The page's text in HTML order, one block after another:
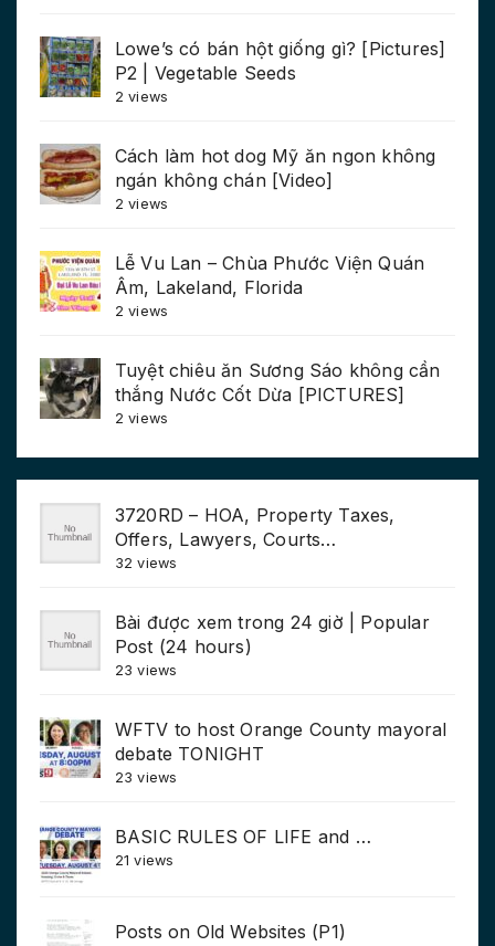
Lowe’s có bán hột giống gì? [Pictures]
P2 | Vegetable Seeds
2 views
Cách làm hot dog Mỹ ăn ngon không
ngán không chán [Video]
2 views
Lễ Vu Lan – Chùa Phước Viện Quán
Âm, Lakeland, Florida
2 views
Tuyệt chiêu ăn Sương Sáo không cần
thắng Nước Cốt Dừa [PICTURES]
2 views
3720RD – HOA, Property Taxes,
Offers, Lawyers, Courts…
32 views
Bài được xem trong 24 giờ | Popular
Post (24 hours)
23 views
WFTV to host Orange County mayoral
debate TONIGHT
23 views
BASIC RULES OF LIFE and …
21 views
Posts on Old Websites (P1)